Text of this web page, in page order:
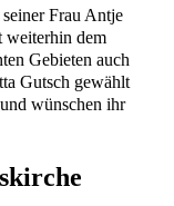
Frau Antje
weiterhin dem
Gebieten auch
Gutsch gewählt
wünschen ihr